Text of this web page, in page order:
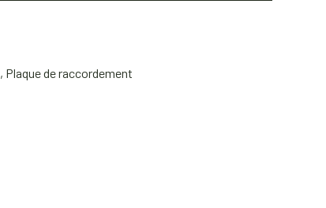
, Plaque de raccordement